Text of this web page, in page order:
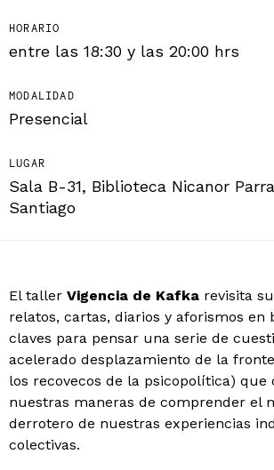
HORARIO
entre las 18:30 y las 20:00 hrs
MODALIDAD
Presencial
LUGAR
Sala B-31, Biblioteca Nicanor
Santiago
El taller Vigencia de Kafka revisita
relatos, cartas, diarios y aforismos en
claves para pensar una serie de
acelerado desplazamiento de la
los recovecos de la psicopolítica) que
nuestras maneras de comprender el
derrotero de nuestras experiencias
colectivas.